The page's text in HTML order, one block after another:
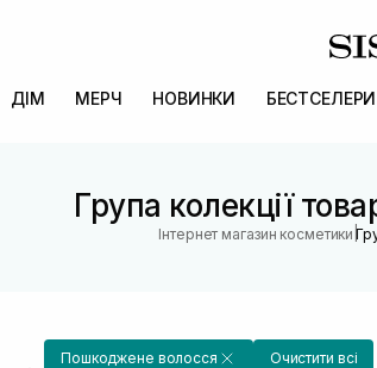
ДІМ МЕРЧ НОВИНКИ БЕСТСЕЛЕРИ
Група колекції
Інтернет магазин косметики |
Пошкоджене волосся Очистити всі